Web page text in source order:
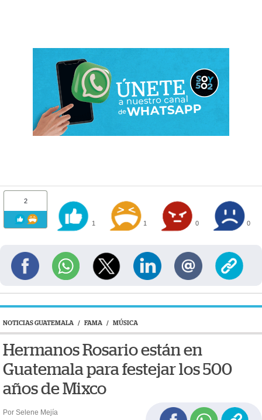
2
1 1 0 0
NOTICIAS GUATEMALA / FAMA / MÚSICA
Hermanos Rosario están en
Guatemala para festejar los 500
años de Mixco
Por Selene Mejía